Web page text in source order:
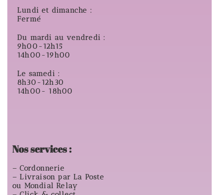
Lundi et dimanche :
Fermé
Du mardi au vendredi :
9h00-12h15
14h00-19h00
Le samedi :
8h30-12h30
14h00- 18h00
Nos services :
– Cordonnerie
– Livraison par La Poste
ou Mondial Relay